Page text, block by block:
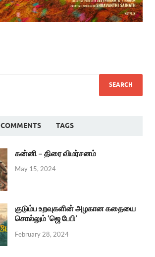
COMMENTS TAGS
கன்னி – திரை விமர்சனம்
May 15, 2024
குடும்ப உறவுகளின் அழகான கதையை
சொல்லும் ‘ஜெ பேபி’
February 28, 2024